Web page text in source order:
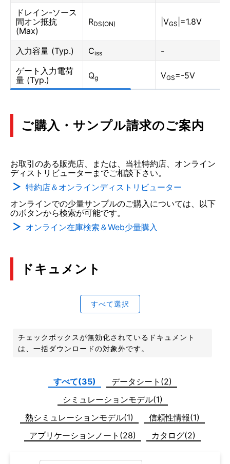
ドレイン-ソース
間オン抵抗
(Max)
RDS(ON) |VGS |=1.8V
入力容量 (Typ.) Ciss
-
ゲート入力電荷
量 (Typ.)
Qg VGS=-5V
ご購入・サンプル請求のご案内
お取引のある販売店、または、当社特約店、オンライン
ディストリビューターまでご相談下さい。
特約店＆オンラインディストリビューター
オンラインでの少量サンプルのご購入については、以下
のボタンから検索が可能です。
オンライン在庫検索＆Web少量購入
ドキュメント
すべて選択
チェックボックスが無効化されているドキュメント
は、一括ダウンロードの対象外です。
すべて(35)
データシート(2)
シミュレーションモデル(1)
熱シミュレーションモデル(1)
信頼性情報(1)
アプリケーションノート(28)
カタログ(2)